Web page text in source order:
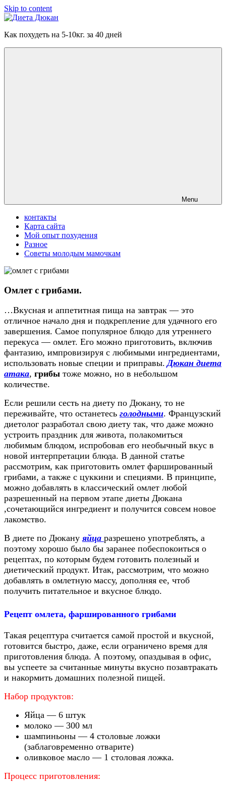
Skip to content
Диета
Как похудеть на 5-10кг. за 40 дней
Menu
контакты
Карта сайта
Мой опыт похудения
Разное
Советы молодым мамочкам
Омлет с грибами.
…Вкусная и аппетитная пища на завтрак — это
отличное начало дня и подкрепление для удачного его
завершения. Самое популярное блюдо для утреннего
перекуса — омлет. Его можно приготовить, включив
фантазию, импровизируя с любимыми ингредиентами,
использовать новые специи и приправы. Дюкан диета
атака, грибы тоже можно, но в небольшом
количестве.
Если решили сесть на диету по Дюкану, то не
переживайте, что останетесь голодными. Французский
диетолог разработал свою диету так, что даже можно
устроить праздник для живота, полакомиться
любимым блюдом, испробовав его необычный вкус в
новой интерпретации блюда. В данной статье
рассмотрим, как приготовить омлет фаршированный
грибами, а также с цуккини и специями. В принципе,
можно добавлять в классический омлет любой
разрешенный на первом этапе диеты Дюкана
,сочетающийся ингредиент и получится совсем новое
лакомство.
В диете по Дюкануяйца разрешено употреблять, а
поэтому хорошо было бы заранее побеспокоиться о
рецептах, по которым будем готовить полезный и
диетический продукт. Итак, рассмотрим, что можно
добавлять в омлетную массу, дополняя ее, чтоб
получить питательное и вкусное блюдо.
Рецепт омлета, фаршированного грибами
Такая рецептура считается самой простой и вкусной,
готовится быстро, даже, если ограничено время для
приготовления блюда. А поэтому, опаздывая в офис,
вы успеете за считанные минуты вкусно позавтракать
и накормить домашних полезной пищей.
Набор продуктов:
Яйца — 6 штук
молоко — 300 мл
шампиньоны — 4 столовые ложки
(заблаговременно отварите)
оливковое масло — 1 столовая ложка.
Процесс приготовления: